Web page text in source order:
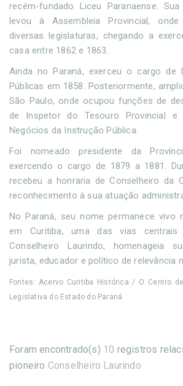
recém-fundado Liceu Paranaense.
levou à Assembleia Provincial,
diversas legislaturas, chegando a
casa entre 1862 e 1863.
Ainda no Paraná, exerceu o cargo de
Públicas em 1858. Posteriormente,
São Paulo, onde ocupou funções de
de Inspetor do Tesouro Provincial e
Negócios da Instrução Pública.
Foi nomeado presidente da
exercendo o cargo de 1879 a 1881.
recebeu a honraria de Conselheiro da
reconhecimento à sua atuação
No Paraná, seu nome permanece vivo
em Curitiba, uma das vias
Conselheiro Laurindo, homenageia
jurista, educador e político de relevância
Fontes: Acervo Curitiba Histórica / O Centro
Legislativa do Estado do Paraná
Foram encontrado(s) 10 registros
pioneiro Conselheiro Laurindo